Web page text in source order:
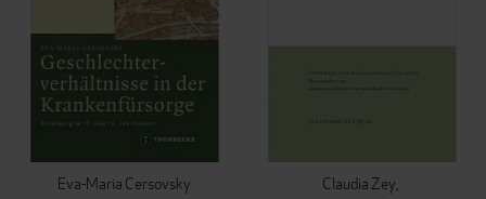
Eva-Maria Cersovsky
Claudia Zey